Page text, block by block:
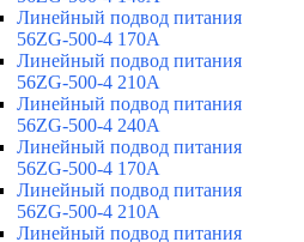
Линейный подвод питания
56ZG-500-4 170A
Линейный подвод питания
56ZG-500-4 210A
Линейный подвод питания
56ZG-500-4 240A
Линейный подвод питания
56ZG-500-4 170A
Линейный подвод питания
56ZG-500-4 210A
Линейный подвод питания